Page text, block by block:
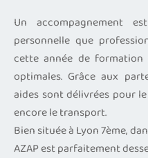
Un accompagnement
personnelle que
cette année de formation
optimales. Grâce aux
aides sont délivrées pour
encore le transport.
Bien située à Lyon 7ème,
AZAP est parfaitement